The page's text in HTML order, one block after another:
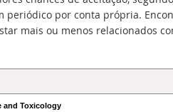
periódico por conta própria.
mais ou menos relacionados
and Toxicology